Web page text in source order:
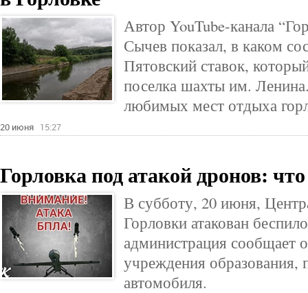
Автор YouTube-канала
Сычев показал, в каком
Пятовский ставок,
поселка шахты им.
любимых мест отдыха
20 июня 15:27
Горловка под атакой дронов:
В субботу, 20 июня,
Горловки атакован
администрация сообщает
учреждения образования,
автомобиля.